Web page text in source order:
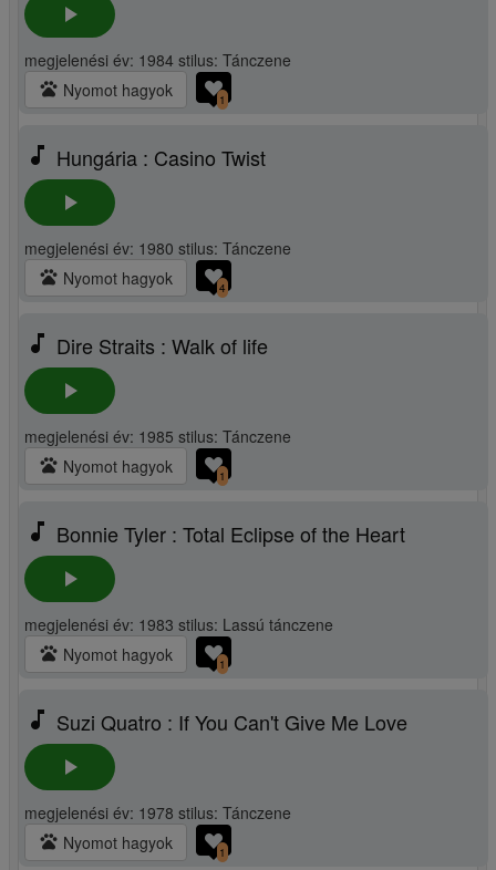
play_arrow
megjelenési év: 1984 stilus: Tánczene
pets Nyomot hagyok 1
music_note Hungária : Casino Twist
play_arrow
megjelenési év: 1980 stilus: Tánczene
pets Nyomot hagyok 4
music_note Dire Straits : Walk of life
play_arrow
megjelenési év: 1985 stilus: Tánczene
pets Nyomot hagyok 1
music_note Bonnie Tyler : Total Eclipse of the Heart
play_arrow
megjelenési év: 1983 stilus: Lassú tánczene
pets Nyomot hagyok 1
music_note Suzi Quatro : If You Can't Give Me Love
play_arrow
megjelenési év: 1978 stilus: Tánczene
pets Nyomot hagyok 1